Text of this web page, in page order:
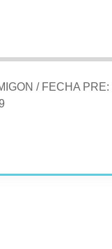
/ FECHA PRE: